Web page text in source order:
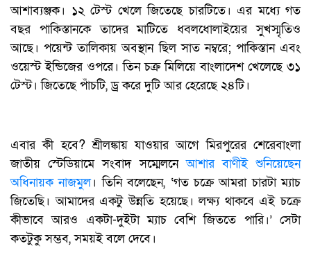
আশাব্যঞ্জক। ১২ টেস্ট খেলে জিতেছে চারটিতে। এর মধ্যে গত
বছর পাকিস্তানকে তাদের মাটিতে ধবলধোলাইয়ের সুখস্মৃতিও
আছে। পয়েন্ট তালিকায় অবস্থান ছিল সাত নম্বরে; পাকিস্তান এবং
ওয়েস্ট ইন্ডিজের ওপরে। তিন চক্র মিলিয়ে বাংলাদেশ খেলেছে ৩১
টেস্ট। জিতেছে পাঁচটি, ড্র করে দুটি আর হেরেছে ২৪টি।
এবার কী হবে? শ্রীলঙ্কায় যাওয়ার আগে মিরপুরের শেরেবাংলা
জাতীয় স্টেডিয়ামে সংবাদ সম্মেলনেআশার বাণীই শুনিয়েছেন
অধিনায়ক নাজমুল। তিনি বলেছেন, ‘গত চক্রে আমরা চারটা ম্যাচ
জিতেছি। আমাদের একটু উন্নতি হয়েছে। লক্ষ্য থাকবে এই চক্রে
কীভাবে আরও একটা-দুইটা ম্যাচ বেশি জিততে পারি।’ সেটা
কতটুকু সম্ভব, সময়ই বলে দেবে।